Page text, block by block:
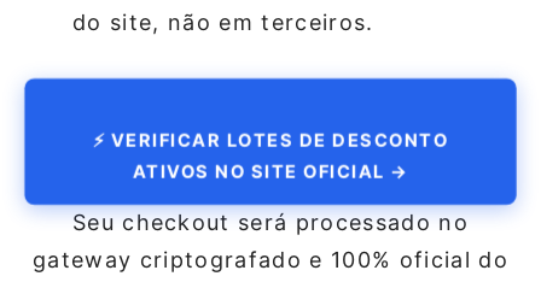
do site, não em terceiros.
⚡ VERIFICAR LOTES DE DESCONTO
ATIVOS NO SITE OFICIAL →
Seu checkout será processado no
gateway criptografado e 100% oficial do